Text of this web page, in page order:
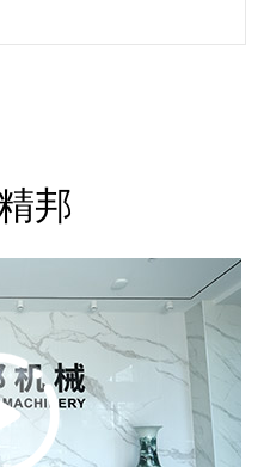
邦